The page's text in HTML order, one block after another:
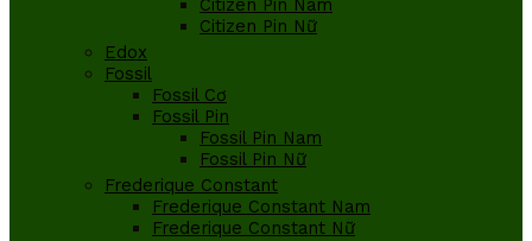
Citizen Pin Nữ
Edox
Fossil
Fossil Cơ
Fossil Pin
Fossil Pin Nam
Fossil Pin Nữ
Frederique Constant
Frederique Constant Nam
Frederique Constant Nữ